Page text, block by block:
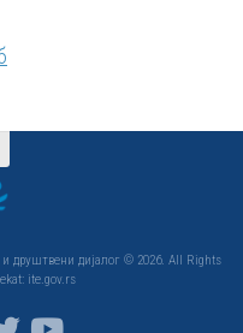
друштвени дијалог © 2026. All Rights
ite.gov.rs